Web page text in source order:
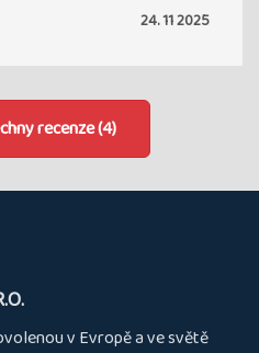
24. 11 2025
recenze (4)
v Evropě a ve světě